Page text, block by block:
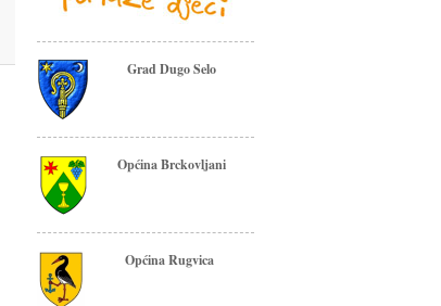
Grad Dugo Selo
Općina Brckovljani
Općina Rugvica